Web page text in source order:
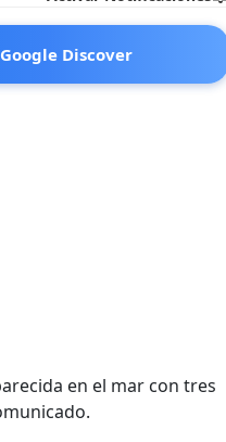
Discover
en el mar con tres